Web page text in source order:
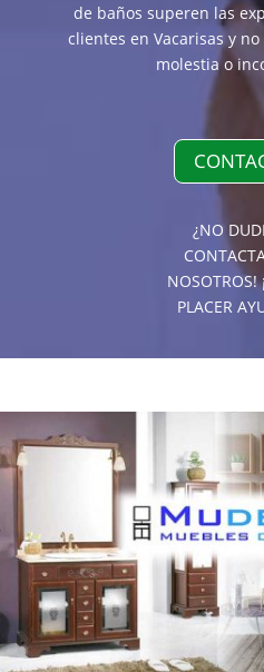
de baños superen las
clientes en Vacarisas y
molestia o
¿NO
NOSOTROS!
PLACER